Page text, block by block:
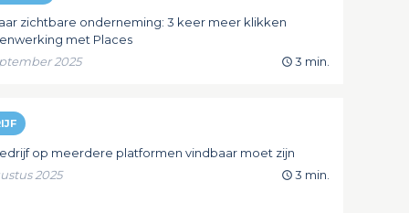
zichtbare onderneming: 3 keer meer klikken
met Places
2025
3 min.
op meerdere platformen vindbaar moet zijn
2025
3 min.